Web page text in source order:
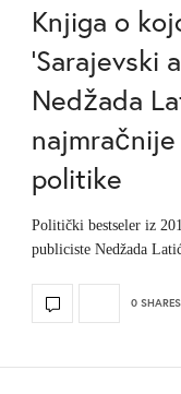
Knjiga o
‘Sarajevski
Nedžada
politike
Politički bestseler iz
publiciste Nedžada
0 SHARES